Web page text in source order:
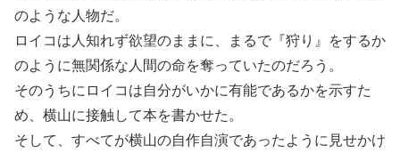
のような人物だ。
ロイコは人知れず欲望のままに、まるで『狩り』をするか
のように無関係な人間の命を奪っていたのだろう。
そのうちにロイコは自分がいかに有能であるかを示すた
め、横山に接触して本を書かせた。
そして、すべてが横山の自作自演であったように見せかけ